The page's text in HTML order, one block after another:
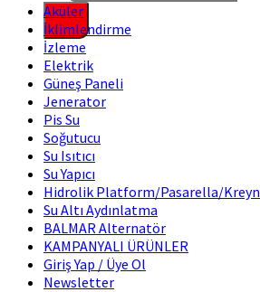
Aküler
İklimlendirme
İzleme
Elektrik
Güneş Paneli
Jenerator
Pis Su
Soğutucu
Su Isıtıcı
Su Yapıcı
Hidrolik Platform/Pasarella/Kreyn
Su Altı Aydınlatma
BALMAR Alternatör
KAMPANYALI ÜRÜNLER
Giriş Yap / Üye Ol
Newsletter